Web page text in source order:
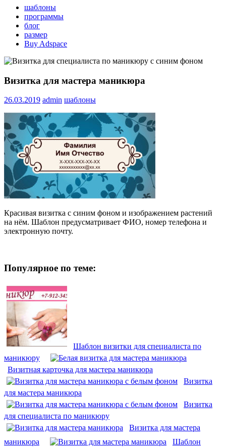
шаблоны
программы
блог
размер
Buy Adspace
Визитка для мастера маникюра
26.03.2019 admin шаблоны
Красивая визитка с синим фоном и изображением растений
на нём. Шаблон предусматривает ФИО, номер телефона и
электронную почту.
Популярное по теме:
Шаблон визитки для специалиста по
маникюру
Визитная карточка для мастера маникюра
Визитка
для мастера маникюра
Визитка
для специалиста по маникюру
Визитка для мастера
маникюра
Шаблон